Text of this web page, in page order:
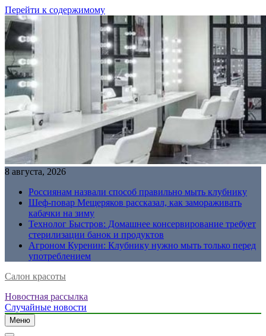
Перейти к содержимому
8 августа, 2026
Россиянам назвали способ правильно мыть клубнику
Шеф-повар Мещеряков рассказал, как замораживать
кабачки на зиму
Технолог Быстров: Домашнее консервирование требует
стерилизации банок и продуктов
Агроном Куренин: Клубнику нужно мыть только перед
употреблением
Салон красоты
Новостная рассылка
Случайные новости
Меню